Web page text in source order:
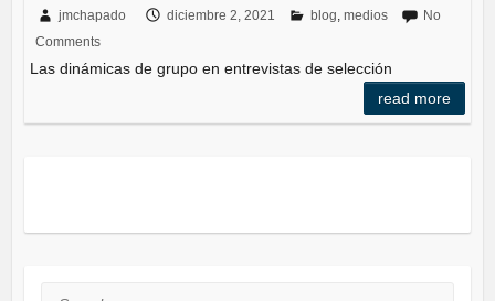
c
e
o
tt
er
k
e
n
jmchapado diciembre 2, 2021 blog, medios
No
Comments
Las dinámicas de grupo en entrevistas de selección
read more
Search